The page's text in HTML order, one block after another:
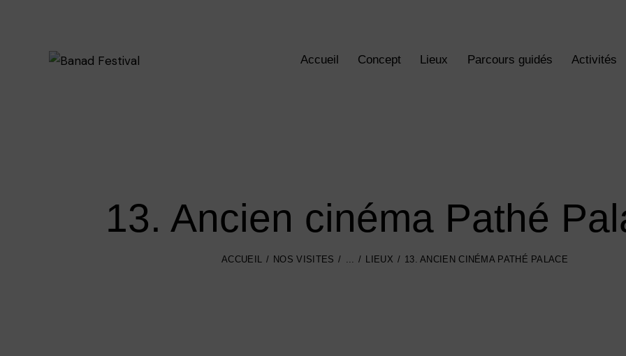
Accueil Concept Lieux Parcours guidés Activités
13. Ancien cinéma Pathé
ACCUEIL NOS VISITES LIEUX 13. ANCIEN CINÉMA PATHÉ PALACE